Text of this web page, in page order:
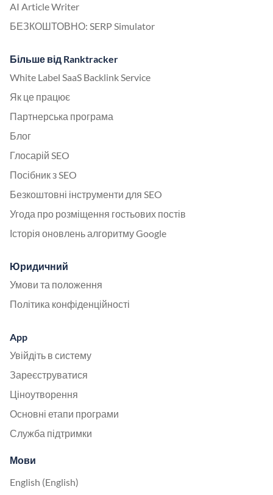
AI Article Writer
БЕЗКОШТОВНО: SERP Simulator
Більше від Ranktracker
White Label SaaS Backlink Service
Як це працює
Партнерська програма
Блог
Глосарій SEO
Посібник з SEO
Безкоштовні інструменти для SEO
Угода про розміщення гостьових постів
Історія оновлень алгоритму Google
Юридичний
Умови та положення
Політика конфіденційності
App
Увійдіть в систему
Зареєструватися
Ціноутворення
Основні етапи програми
Служба підтримки
Мови
English (English)